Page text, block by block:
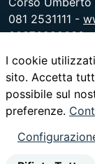
081 2531111 -
00876220633 -
I cookie
sito. Accetta
possibile sul
preferenze.